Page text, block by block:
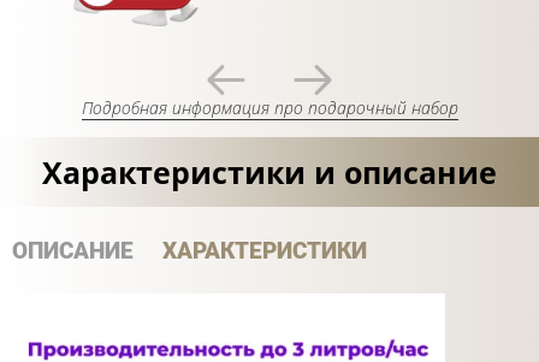
Подробная информация про подарочный набор
Характеристики и описание
ОПИСАНИЕ ХАРАКТЕРИСТИКИ